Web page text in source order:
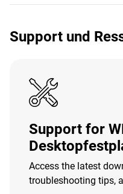
Support und
Support for
Access the latest
troubleshooting tips,